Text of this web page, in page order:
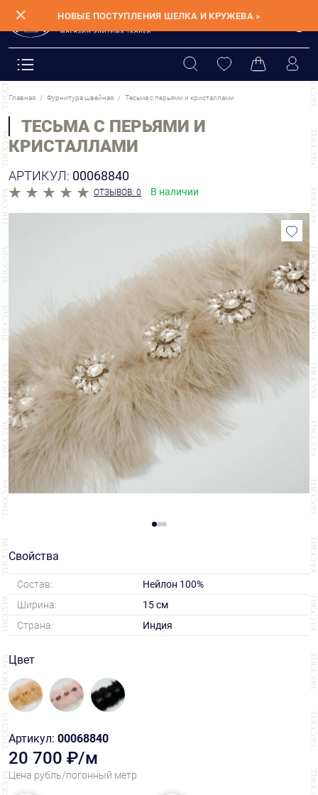
✕ НОВЫЕ ПОСТУПЛЕНИЯ ШЕЛКА И КРУЖЕВА »
Главная Фурнитура швейная Тесьма с перьями и кристаллами
ТЕСЬМА С ПЕРЬЯМИ И
КРИСТАЛЛАМИ
АРТИКУЛ: 00068840
ОТЗЫВОВ: 0 В наличии
Свойства
Состав:
Нейлон 100%
Ширина:
15 см
Страна:
Индия
Цвет
Артикул: 00068840
20 700 ₽/м
Цена рубль/погонный метр